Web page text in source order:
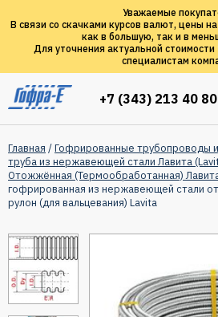
Уважаемые
В связи со скачками курсов валют, цены
как в большую, так и в
Для уточнения актуальной
специалистам
+7 (343) 213 40 80
Главная /Гофрированные трубопроводы
труба из нержавеющей стали Лавита
Отожжённая (Термообработанная)
гофрированная из нержавеющей стали
рулон (для вальцевания) Lavita